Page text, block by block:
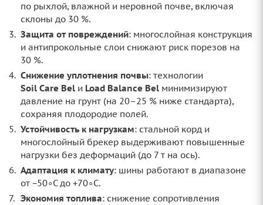
по рыхлой, влажной и неровной почве, включая
склоны до 30 %.
Защита от повреждений: многослойная конструкция
и антипрокольные слои снижают риск порезов на
30 %.
Снижение уплотнения почвы: технологии
Soil Care Bel и Load Balance Bel минимизируют
давление на грунт (на 20–25 % ниже стандарта),
сохраняя плодородие полей.
Устойчивость к нагрузкам: стальной корд и
многослойный брекер выдерживают повышенные
нагрузки без деформаций (до 7 т на ось).
Адаптация к климату: шины работают в диапазоне
от −50∘C до +70∘C.
Экономия топлива: снижение сопротивления